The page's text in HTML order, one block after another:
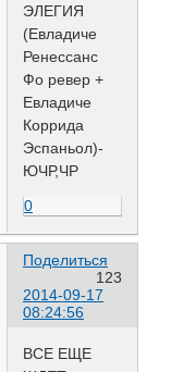
ЭЛЕГИЯ
(Евладиче
Ренессанс
Фо ревер +
Евладиче
Коррида
Эспаньол)-
ЮЧР,ЧР
0
Поделиться
123
2014-09-17
08:24:56
ВСЕ ЕЩЕ